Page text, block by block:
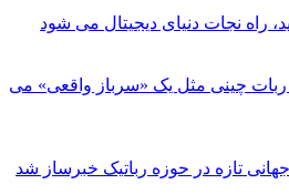
راه نجات دنیای دیجیتال می شود
ربات چینی مثل یک «سرباز واقعی» می‌
تازه در حوزه رباتیک خبرساز شد